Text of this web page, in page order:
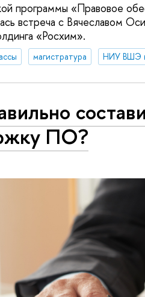
программы «Правовое
встреча с Вячеславом
«Росхим».
магистратура НИУ ВШЭ
ПО?